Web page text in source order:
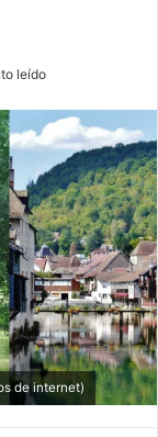
leído
de internet)